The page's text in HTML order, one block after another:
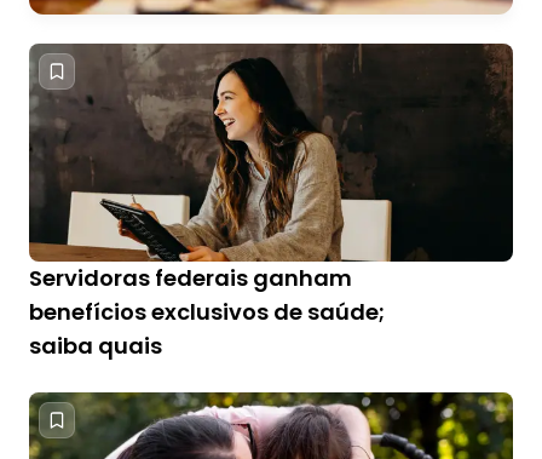
Servidoras federais ganham
benefícios exclusivos de saúde;
saiba quais